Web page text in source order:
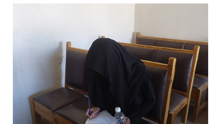
حالة الطقس المتوقعة اليوم في المملكة
قمة سعودية – تركية – باكستانية في جدة